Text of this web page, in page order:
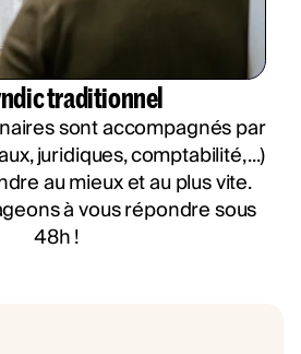
traditionnel
sont accompagnés par
juridiques, comptabilité, ...)
au mieux et au plus vite.
à vous répondre sous
48h !